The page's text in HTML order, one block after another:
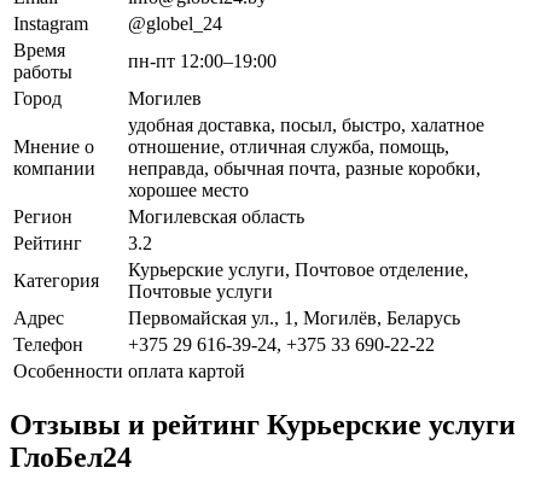
Instagram
@globel_24
Время
работы
пн-пт 12:00–19:00
Город
Могилев
Мнение о
компании
удобная доставка, посыл, быстро, халатное
отношение, отличная служба, помощь,
неправда, обычная почта, разные коробки,
хорошее место
Регион
Могилевская область
Рейтинг
3.2
Категория
Курьерские услуги, Почтовое отделение,
Почтовые услуги
Адрес
Первомайская ул., 1, Могилёв, Беларусь
Телефон
+375 29 616-39-24, +375 33 690-22-22
Особенности оплата картой
Отзывы и рейтинг Курьерские услуги
ГлоБел24